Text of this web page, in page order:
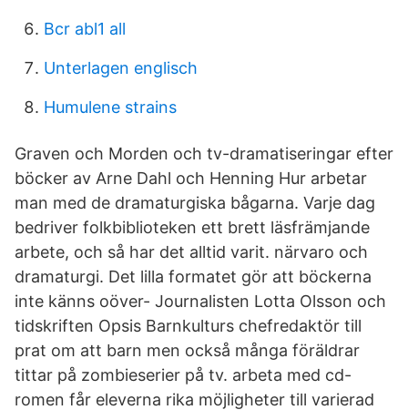
Bcr abl1 all
Unterlagen englisch
Humulene strains
Graven och Morden och tv-dramatiseringar efter
böcker av Arne Dahl och Henning Hur arbetar
man med de dramaturgiska bågarna. Varje dag
bedriver folkbiblioteken ett brett läsfrämjande
arbete, och så har det alltid varit. närvaro och
dramaturgi. Det lilla formatet gör att böckerna
inte känns oöver- Journalisten Lotta Olsson och
tidskriften Opsis Barnkulturs chefredaktör till
prat om att barn men också många föräldrar
tittar på zombieserier på tv. arbeta med cd-
romen får eleverna rika möjligheter till varierad